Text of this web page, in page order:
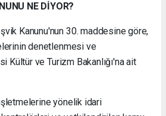
NE DİYOR?
Kanunu'nun 30. maddesine göre,
denetlenmesi ve
Kültür ve Turizm Bakanlığı'na ait
yönelik idari